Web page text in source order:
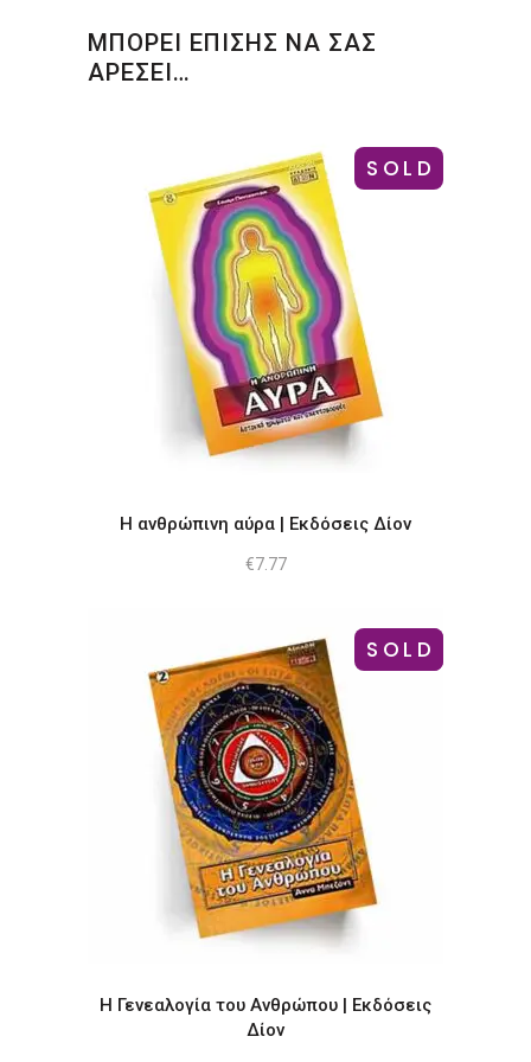
ΜΠΟΡΕΙ ΕΠΙΣΗΣ ΝΑ ΣΑΣ
ΑΡΕΣΕΙ…
SOLD
Η ανθρώπινη αύρα | Εκδόσεις Δίον
€7.77
-17%
SOLD
Η Γενεαλογία του Ανθρώπου | Εκδόσεις
Δίον